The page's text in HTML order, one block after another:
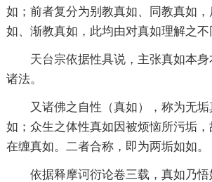
如；前者复分为别教真如、同教真如
如、渐教真如，此均由对真如理解之不
天台宗依据性具说，主张真如本
诸法。
又诸佛之自性（真如），称为无
如；众生之体性真如因被烦恼所污垢
在缠真如。二者合称，即为两垢如如。
依据释摩诃衍论卷三载，真如乃